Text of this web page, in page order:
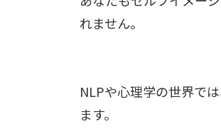
れません。
NLPや心理学の世界で
ます。